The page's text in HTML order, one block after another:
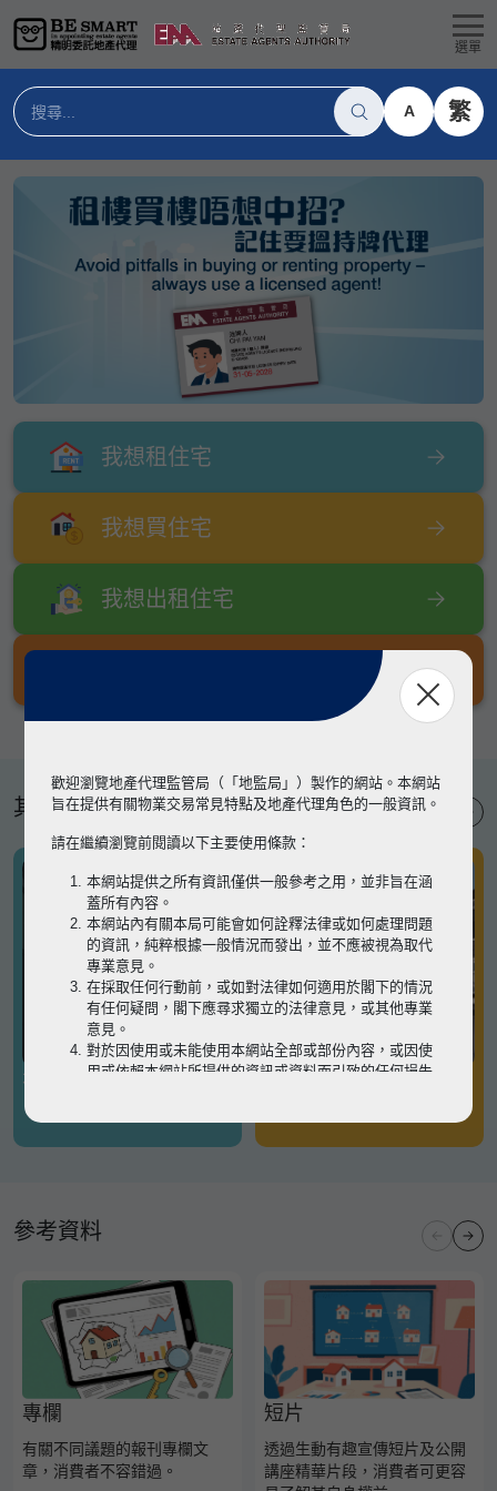
選單
A 繁
我想租住宅
我想買住宅
我想出租住宅
其他專題
有關凶宅
參考資料
專欄
有關不同議題的報刊專欄文
章，消費者不容錯過。
短片
透過生動有趣宣傳短片及公開
講座精華片段，消費者可更容
歡迎瀏覽地產代理監管局（「地監局」）製作的網站。本網站
旨在提供有關物業交易常見特點及地產代理角色的一般資訊。
請在繼續瀏覽前閱讀以下主要使用條款：
本網站提供之所有資訊僅供一般參考之用，並非旨在涵
蓋所有內容。
本網站內有關本局可能會如何詮釋法律或如何處理問題
的資訊，純粹根據一般情況而發出，並不應被視為取代
專業意見。
在採取任何行動前，或如對法律如何適用於閣下的情況
有任何疑問，閣下應尋求獨立的法律意見，或其他專業
意見。
對於因使用或未能使用本網站全部或部份內容，或因使
用或依賴本網站所提供的資訊或資料而引致的任何損失
瀏覽以細閱本網站使用條款的完整版本。如有任